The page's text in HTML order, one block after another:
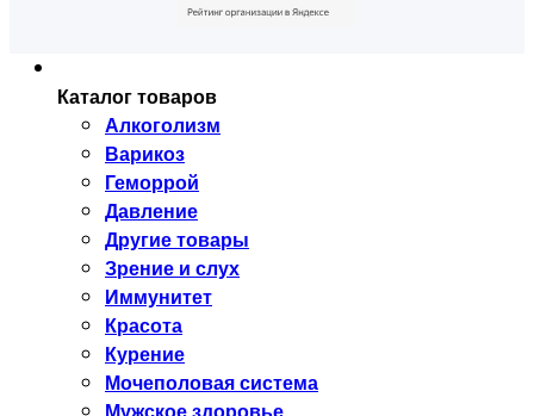
Каталог товаров
Алкоголизм
Варикоз
Геморрой
Давление
Другие товары
Зрение и слух
Иммунитет
Красота
Курение
Мочеполовая система